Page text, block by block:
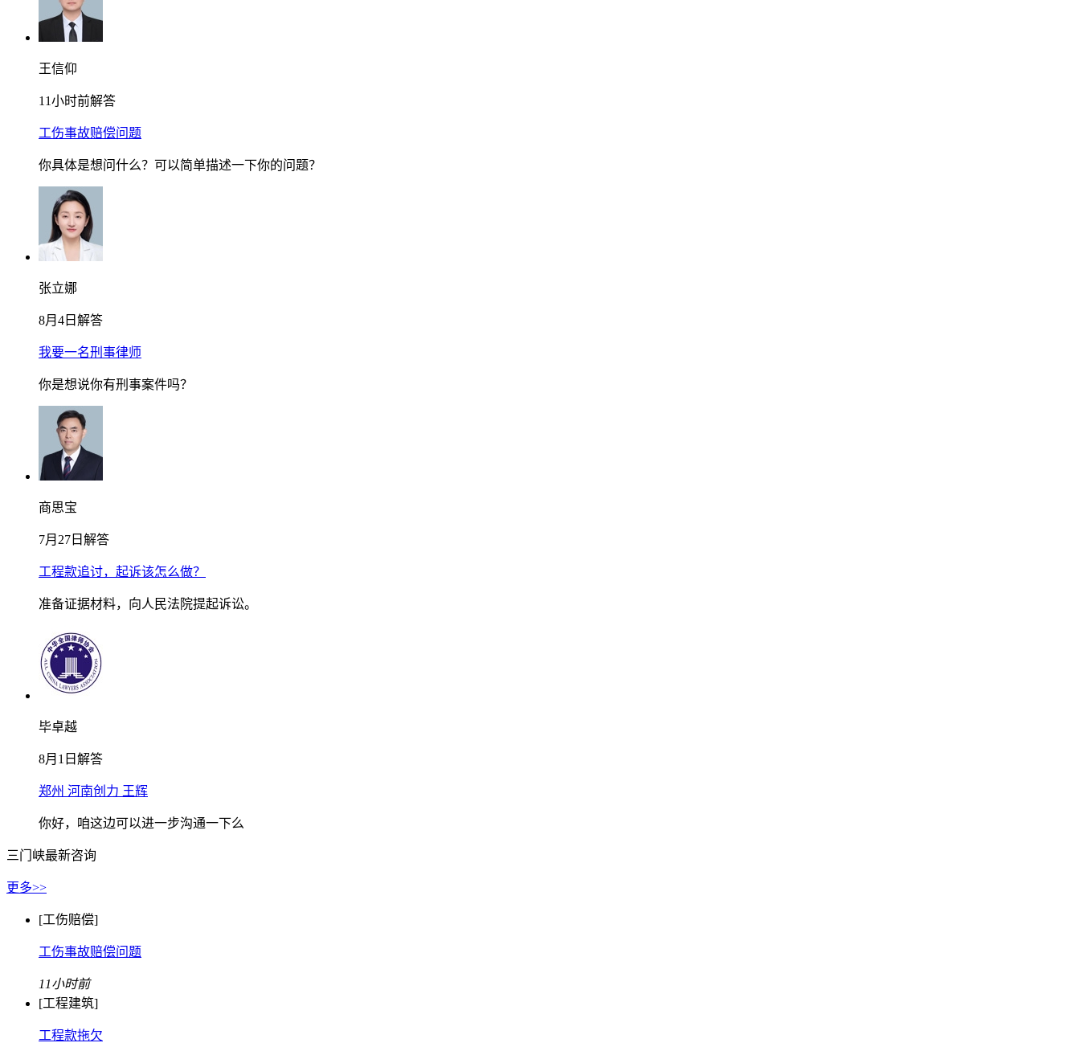
王信仰
11小时前解答
工伤事故赔偿问题
你具体是想问什么？可以简单描述一下你的问题？
张立娜
8月4日解答
我要一名刑事律师
你是想说你有刑事案件吗？
商思宝
7月27日解答
工程款追讨，起诉该怎么做？
准备证据材料，向人民法院提起诉讼。
毕卓越
8月1日解答
郑州 河南创力 王辉
你好，咱这边可以进一步沟通一下么
三门峡最新咨询
更多>>
[工伤赔偿]
工伤事故赔偿问题
11小时前
[工程建筑]
工程款拖欠